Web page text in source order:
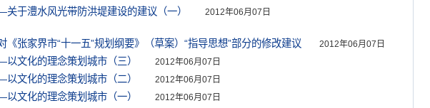
于澧水风光带防洪堤建设的建议（一） 2012年06月07日
张家界市“十一五”规划纲要》（草案）“指导思想”部分的修改建议 2012年06月07日
文化的理念策划城市（三） 2012年06月07日
文化的理念策划城市（二） 2012年06月07日
文化的理念策划城市（一） 2012年06月07日